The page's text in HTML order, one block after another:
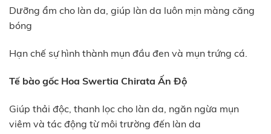
Dưỡng ẩm cho làn da, giúp làn da luôn mịn màng căng
bóng
Hạn chế sự hình thành mụn đầu đen và mụn trứng cá.
Tế bào gốc Hoa Swertia Chirata Ấn Độ
Giúp thải độc, thanh lọc cho làn da, ngăn ngừa mụn
viêm và tác động từ môi trường đến làn da